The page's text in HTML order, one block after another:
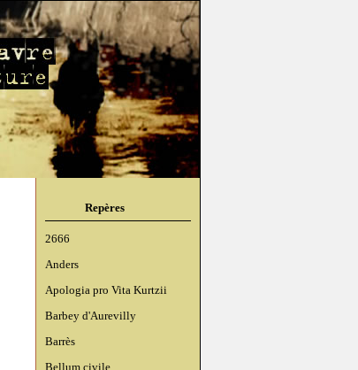
Repères
2666
Anders
Apologia pro Vita Kurtzii
Barbey d'Aurevilly
Barrès
Bellum civile